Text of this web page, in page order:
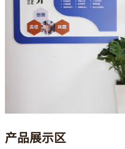
产品展示区